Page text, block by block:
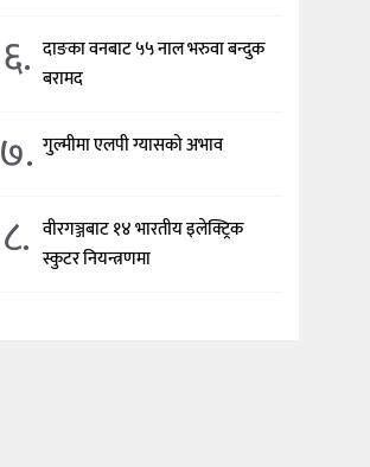
६. दाङका वनबाट ५५ नाल भरुवा बन्दुक
बरामद
७. गुल्मीमा एलपी ग्यासको अभाव
८. वीरगञ्जबाट १४ भारतीय इलेक्ट्रिक
स्कुटर नियन्त्रणमा